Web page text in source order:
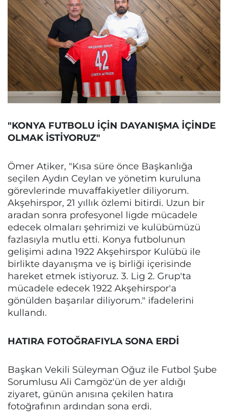
"KONYA FUTBOLU İÇİN DAYANIŞMA İÇİNDE
OLMAK İSTİYORUZ"
Ömer Atiker, "Kısa süre önce Başkanlığa
seçilen Aydın Ceylan ve yönetim kuruluna
görevlerinde muvaffakiyetler diliyorum.
Akşehirspor, 21 yıllık özlemi bitirdi. Uzun bir
aradan sonra profesyonel ligde mücadele
edecek olmaları şehrimizi ve kulübümüzü
fazlasıyla mutlu etti. Konya futbolunun
gelişimi adına 1922 Akşehirspor Kulübü ile
birlikte dayanışma ve iş birliği içerisinde
hareket etmek istiyoruz. 3. Lig 2. Grup'ta
mücadele edecek 1922 Akşehirspor'a
gönülden başarılar diliyorum." ifadelerini
kullandı.
HATIRA FOTOĞRAFIYLA SONA ERDİ
Başkan Vekili Süleyman Oğuz ile Futbol Şube
Sorumlusu Ali Camgöz'ün de yer aldığı
ziyaret, günün anısına çekilen hatıra
fotoğrafının ardından sona erdi.